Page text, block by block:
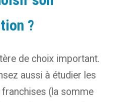
?
de choix important.
aussi à étudier les
(la somme